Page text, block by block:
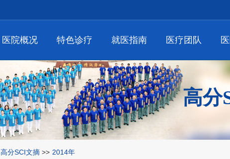
医院概况 特色诊疗 就医指南 医疗团队
高分
高分SCI文摘 >> 2014年